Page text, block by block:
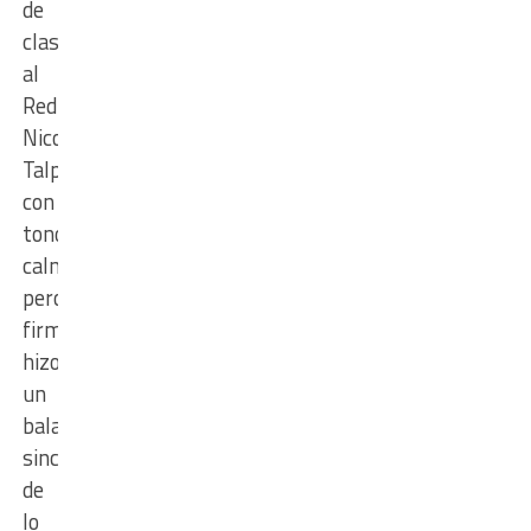
de
clasificación
al
Reducido.
Nicolás
Talpone,
con
tono
calmo
pero
firme,
hizo
un
balance
sincero
de
lo